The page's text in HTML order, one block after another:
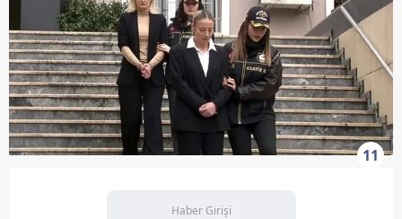
11
Haber Girişi